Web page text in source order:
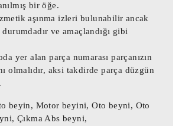
Polo 1.2 Motor Beyni
Beyni 5WP4019405
Volkswagen Polo Motor Beyni
Polo 1.2 Motor Beyni
Polo 1.2 Motor Beyni
bir öğe.
aşınma izleri bulunabilir ancak
durumdadır ve amaçlandığı gibi
yer alan parça numarası parçanızın
olmalıdır, aksi takdirde parça düzgün
beyin, Motor beyini, Oto beyni, Oto
Çıkma Abs beyni,